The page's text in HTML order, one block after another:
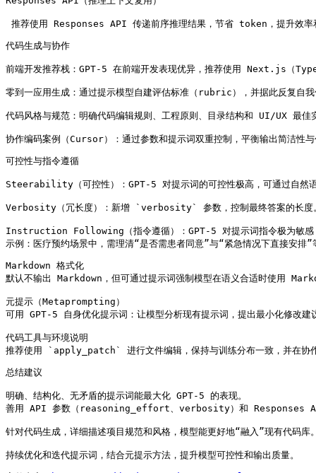
推荐使用 Responses API 传递前序推理结果，节省 token，提升效率
代码生成与协作
前端开发推荐栈：GPT-5 在前端开发表现优异，推荐使用 Next.js（
零到一应用生成：通过提示模型自建评估标准（rubric），并据此反复自
代码风格与规范：明确代码编辑规则、工程原则、目录结构和 UI/UX 最佳
协作编码案例（Cursor）：通过参数和提示词双重控制，平衡输出简洁性
可控性与指令遵循
Steerability（可控性）：GPT-5 对提示词的可控性极高，可通过自然
Verbosity（冗长度）：新增 `verbosity` 参数，控制最终答案的长度。
Instruction Following（指令遵循）：GPT-5 对提示词指令极为敏感，
示例：医疗预约场景中，需理清“是否需患者同意”与“紧急情况下直接安排”
Markdown 格式化
默认不输出 Markdown，但可通过提示词强制模型在语义合适时使用
元提示（Metaprompting）
可用 GPT-5 自身优化提示词：让模型分析现有提示词，提出最小化修改建
代码工具与环境说明
推荐使用 `apply_patch` 进行文件编辑，保持与训练分布一致，并在协
总结建议
明确、结构化、无矛盾的提示词能最大化 GPT-5 的表现。
善用 API 参数（reasoning_effort、verbosity）和 Responses API
针对代码生成，详细描述项目规范和风格，模型能更好地“融入”现有代码库
持续优化和迭代提示词，结合元提示方法，提升模型可控性和输出质量。